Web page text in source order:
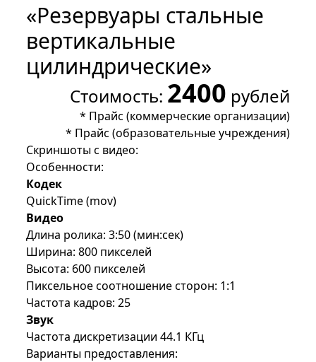
«Резервуары стальные
вертикальные
цилиндрические»
Стоимость: 2400 рублей
* Прайс (коммерческие организации)
* Прайс (образовательные учреждения)
Скриншоты с видео:
Особенности:
Кодек
QuickTime (mov)
Видео
Длина ролика: 3:50 (мин:сек)
Ширина: 800 пикселей
Высота: 600 пикселей
Пиксельное соотношение сторон: 1:1
Частота кадров: 25
Звук
Частота дискретизации 44.1 КГц
Варианты предоставления: